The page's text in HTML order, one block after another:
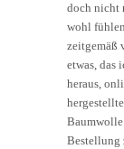
doch nicht
wohl
zeitgemäß
etwas, das
heraus,
Bestellung